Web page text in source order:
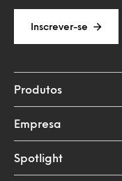
Inscrever-se
Produtos
Empresa
Spotlight